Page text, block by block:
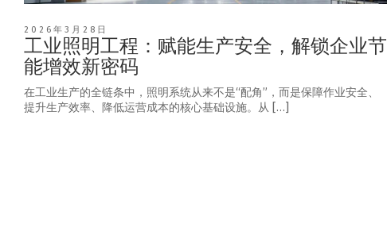
2026年3月28日
工业照明工程：赋能生产安全，解锁企业节
能增效新密码
在工业生产的全链条中，照明系统从来不是“配角”，而是保障作业安全、
提升生产效率、降低运营成本的核心基础设施。从 […]